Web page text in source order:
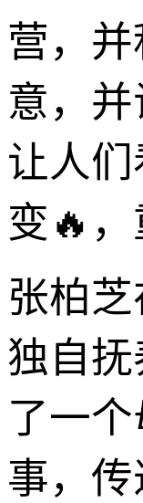
营，
意，
让人
变🔥
张柏
独自
了一
事，